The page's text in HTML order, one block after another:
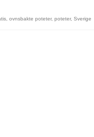
ovnsbakte poteter, poteter, Sverige